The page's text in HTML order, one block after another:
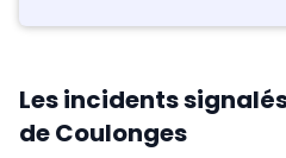
Les incidents
de Coulonges